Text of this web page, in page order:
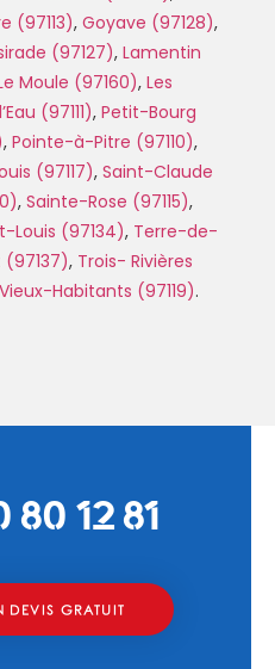
(97113), Goyave (97128),
(97127), Lamentin
Moule (97160), Les
(97111), Petit-Bourg
, Pointe-à-Pitre (97110),
(97117), Saint-Claude
, Sainte-Rose (97115),
Louis (97134), Terre-de-
, Trois- Rivières
Vieux-Habitants (97119).
80 12 81
DEVIS GRATUIT